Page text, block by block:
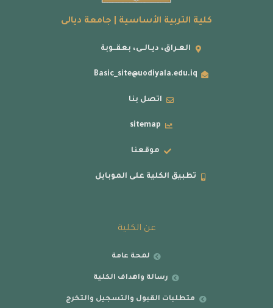
كلية التربية الأساسية | جامعة ديالى
العـراق، ديـالــى، بعقــوبة
Basic_site@uodiyala.edu.iq
اتصل بنا
sitemap
موقعنا
تطبيق الكلية على الموبايل
عن الكلية
لمحة عامة
رسالة واهداف الكلية
متطلبات القبول والتسجيل والتخرج